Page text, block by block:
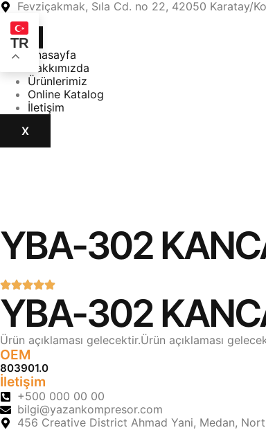
Fevziçakmak, Sıla Cd. no 22, 42050 Karatay/
TR
Anasayfa
Hakkımızda
Ürünlerimiz
Online Katalog
İletişim
X
YBA-302
YBA-302
Ürün açıklaması gelecektir.Ürün açıklaması
OEM
803901.0
İletişim
+500 000 00 00
bilgi@yazankompresor.com
456 Creative District Ahmad Yani, Medan,